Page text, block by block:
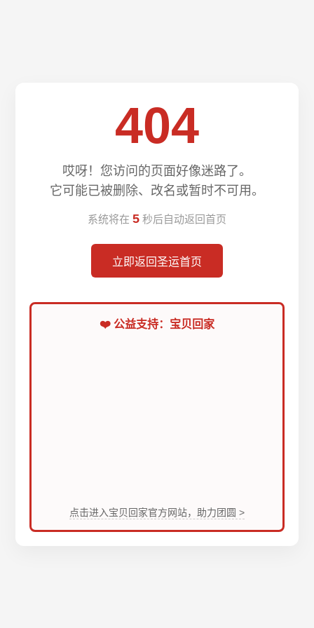
404
哎呀！您访问的页面好像迷路了。
它可能已被删除、改名或暂时不可用。
系统将在 5 秒后自动返回首页
立即返回圣运首页
❤️ 公益支持：宝贝回家
点击进入宝贝回家官方网站，助力团圆 >